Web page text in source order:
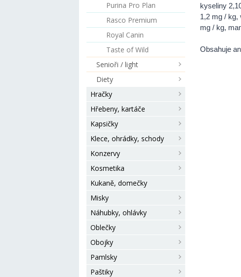
Purina Pro Plan
Rasco Premium
Royal Canin
Taste of Wild
Senioři / light
Diety
Hračky
Hřebeny, kartáče
Kapsičky
Klece, ohrádky, schody
Konzervy
Kosmetika
Kukaně, domečky
Misky
Náhubky, ohlávky
Oblečky
Obojky
Pamlsky
Paštiky
kyseliny
1,2 mg / kg,
mg / kg,
Obsahuje